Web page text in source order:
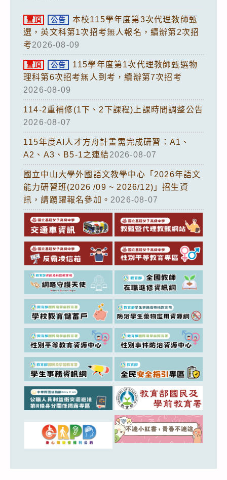
置頂 公告
本校115學年度第3次代理教師甄
選，英文科第1次招考無人報名，續辦第2次招
考2026-08-09
置頂 公告
115學年度第1次代理教師甄選物
理科第6次招考無人到考，續辦第7次招考
2026-08-09
114-2重補修(1下、2下課程)上課時間調整公告
2026-08-07
115年度AI人才方舟計畫需完成研習：A1、
A2、A3、B5-1之連結2026-08-07
國立中山大學外國語文教學中心「2026年語文
能力研習班(2026 /09 ~ 2026/12)」招生資
訊，請踴躍報名參加。 2026-08-07